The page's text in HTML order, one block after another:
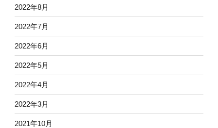
2022年8月
2022年7月
2022年6月
2022年5月
2022年4月
2022年3月
2021年10月